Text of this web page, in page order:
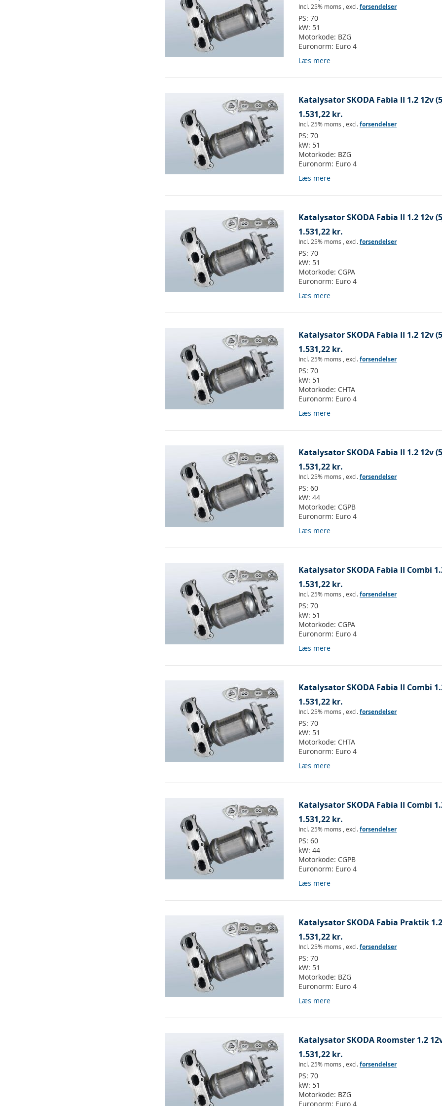
Incl. 25% moms ,excl.forsendelser
PS:70
kW: 51
Motorkode: BZG
Euronorm: Euro 4
Læs mere
Katalysator SKODA Fabia II 1.2 12v
1.531,22 kr.
Incl. 25% moms ,excl.forsendelser
PS:70
kW: 51
Motorkode: BZG
Euronorm: Euro 4
Læs mere
Katalysator SKODA Fabia II 1.2 12v
1.531,22 kr.
Incl. 25% moms ,excl.forsendelser
PS:70
kW: 51
Motorkode: CGPA
Euronorm: Euro 4
Læs mere
Katalysator SKODA Fabia II 1.2 12v
1.531,22 kr.
Incl. 25% moms ,excl.forsendelser
PS:70
kW: 51
Motorkode: CHTA
Euronorm: Euro 4
Læs mere
Katalysator SKODA Fabia II 1.2 12v
1.531,22 kr.
Incl. 25% moms ,excl.forsendelser
PS:60
kW:44
Motorkode: CGPB
Euronorm: Euro 4
Læs mere
Katalysator SKODA Fabia II Combi
1.531,22 kr.
Incl. 25% moms ,excl.forsendelser
PS:70
kW: 51
Motorkode: CGPA
Euronorm: Euro 4
Læs mere
Katalysator SKODA Fabia II Combi
1.531,22 kr.
Incl. 25% moms ,excl.forsendelser
PS:70
kW: 51
Motorkode: CHTA
Euronorm: Euro 4
Læs mere
Katalysator SKODA Fabia II Combi
1.531,22 kr.
Incl. 25% moms ,excl.forsendelser
PS:60
kW:44
Motorkode: CGPB
Euronorm: Euro 4
Læs mere
Katalysator SKODA Fabia Praktik 1.2
1.531,22 kr.
Incl. 25% moms ,excl.forsendelser
PS:70
kW: 51
Motorkode: BZG
Euronorm: Euro 4
Læs mere
Katalysator SKODA Roomster 1.2
1.531,22 kr.
Incl. 25% moms ,excl.forsendelser
PS:70
kW: 51
Motorkode: BZG
Euronorm: Euro 4